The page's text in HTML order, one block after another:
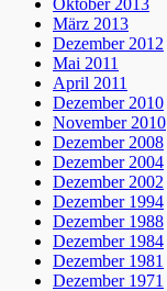
März 2013
Dezember 2012
Mai 2011
April 2011
Dezember 2010
November 2010
Dezember 2008
Dezember 2004
Dezember 2002
Dezember 1994
Dezember 1988
Dezember 1984
Dezember 1981
Dezember 1971